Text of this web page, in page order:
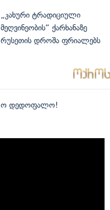
„კახური ტრადიციული
მეღვინეობის“ ქარხანაზე
რუსეთის დროშა ფრიალებს
ო დედოფალო!